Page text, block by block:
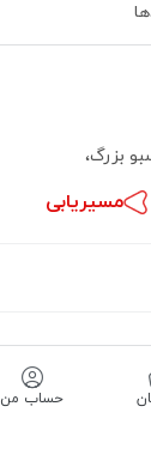
بزرگ،
مسیریابی
حساب من